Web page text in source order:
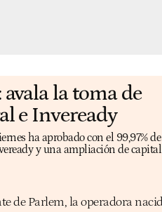
la toma de
e Inveready
ha aprobado con el 99,97%
y una ampliación de capital
de Parlem, la operadora